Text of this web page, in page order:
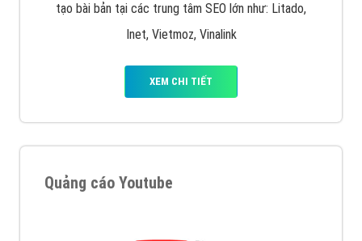
tạo bài bản tại các trung tâm SEO lớn như: Litado,
Inet, Vietmoz, Vinalink
XEM CHI TIẾT
Quảng cáo Youtube